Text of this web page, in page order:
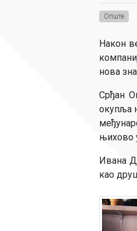
Опште
Након
нова
Срђан
окупља
њихово
Ивана
као